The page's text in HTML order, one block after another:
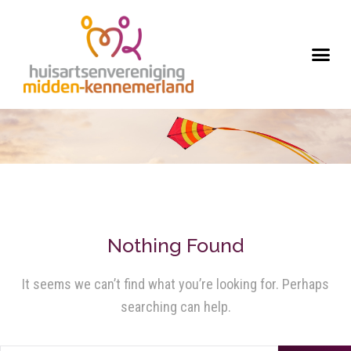
Nothing Found
It seems we can’t find what you’re looking for. Perhaps
searching can help.